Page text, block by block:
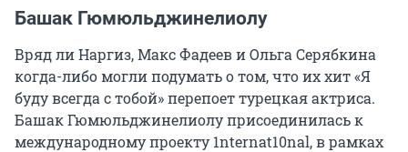
Башак Гюмюльджинелиолу
Вряд ли Наргиз, Макс Фадеев и Ольга Серябкина
когда-либо могли подумать о том, что их хит «Я
буду всегда с тобой» перепоет турецкая актриса.
Башак Гюмюльджинелиолу присоединилась к
международному проекту 1nternat10nal, в рамках